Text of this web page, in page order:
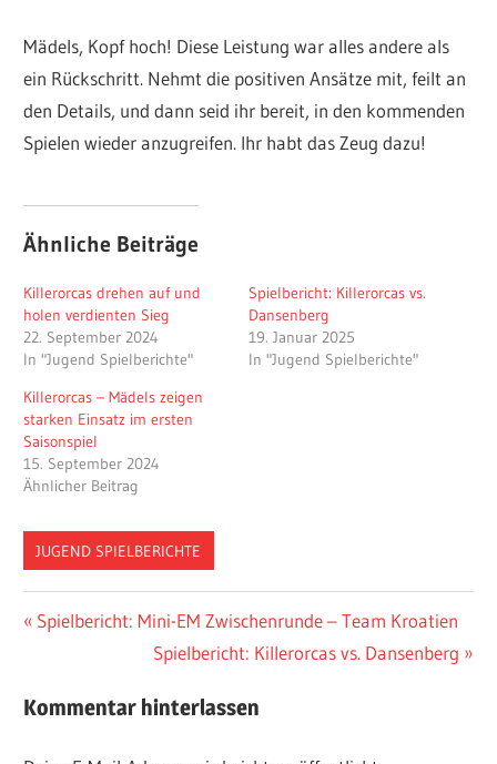
Mädels, Kopf hoch! Diese Leistung war alles andere als
ein Rückschritt. Nehmt die positiven Ansätze mit, feilt an
den Details, und dann seid ihr bereit, in den kommenden
Spielen wieder anzugreifen. Ihr habt das Zeug dazu!
Ähnliche Beiträge
Killerorcas drehen auf und
holen verdienten Sieg
22. September 2024
In "Jugend Spielberichte"
Spielbericht: Killerorcas vs.
Dansenberg
19. Januar 2025
In "Jugend Spielberichte"
Killerorcas – Mädels zeigen
starken Einsatz im ersten
Saisonspiel
15. September 2024
Ähnlicher Beitrag
JUGEND SPIELBERICHTE
Beitragsnavigation
Vorheriger
Spielbericht: Mini-EM Zwischenrunde – Team Kroatien
Nächster
Spielbericht: Killerorcas vs. Dansenberg
Kommentar hinterlassen